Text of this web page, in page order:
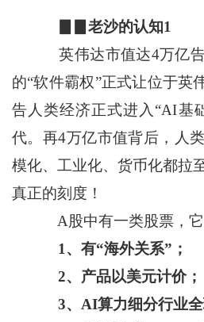
▊▊老沙的认知1
英伟达市值达4万亿告
的“软件霸权”正式让位于英
告人类经济正式进入“AI基
代。再4万亿市值背后，人
模化、工业化、货币化都
真正的刻度！
A股中有一类股票，它
1、有“海外关系”；
2、产品以美元计价；
3、AI算力细分行业全